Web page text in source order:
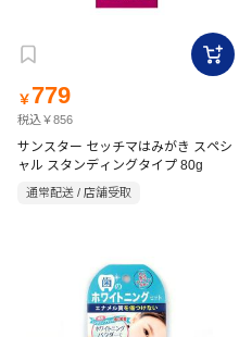
￥ 779
税込￥856
サンスター セッチマはみがき スペシ
ャル スタンディングタイプ 80g
通常配送 / 店舗受取